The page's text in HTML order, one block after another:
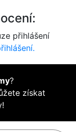
přihlášení
?
získat